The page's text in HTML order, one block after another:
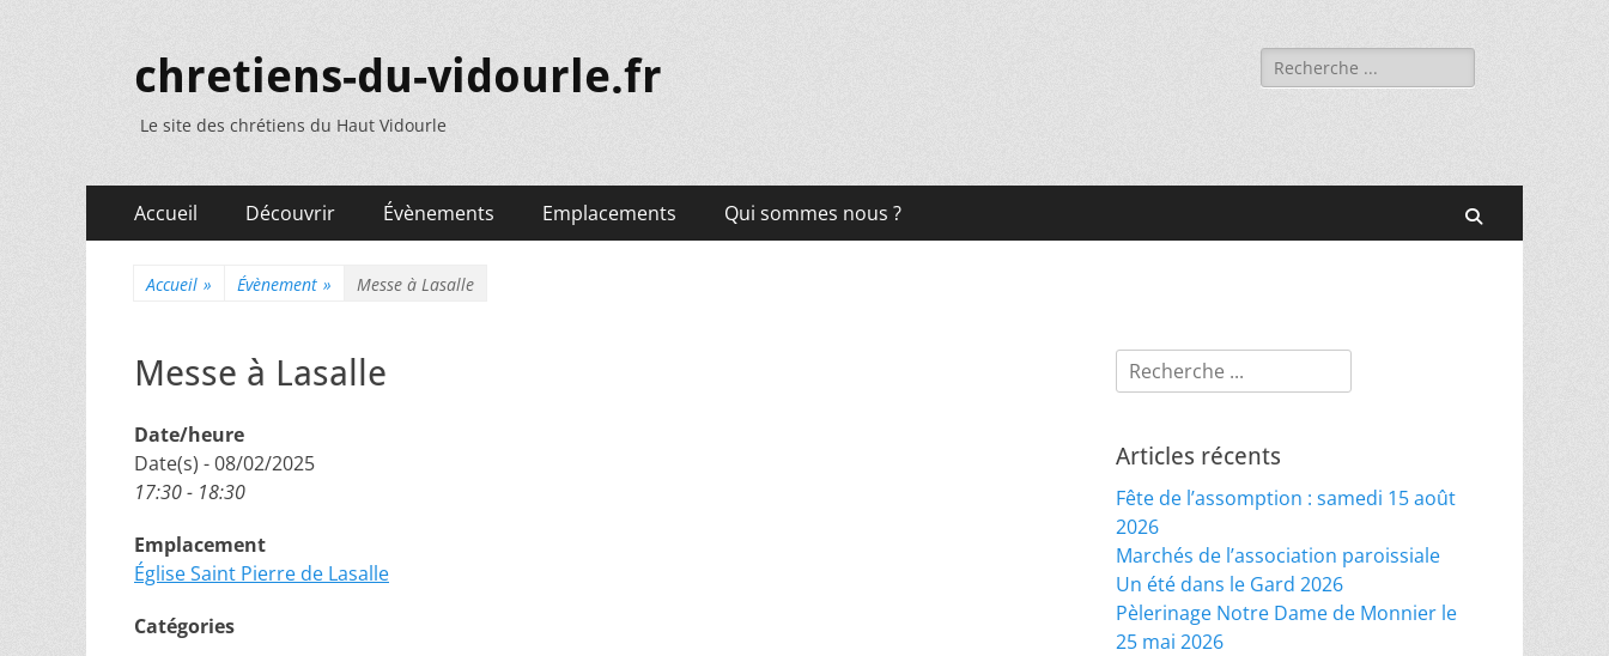
chretiens-du-vidourle.fr
Le site des chrétiens du Haut Vidourle
Rechercher :
Menu
principal
Accueil Découvrir Évènements Emplacements Qui sommes nous ?
Accueil » Évènement » Messe à Lasalle
Messe à Lasalle
Date/heure
Date(s) - 08/02/2025
17:30 - 18:30
Emplacement
Église Saint Pierre de Lasalle
Catégories
Rechercher :
Articles récents
Fête de l’assomption : samedi 15 août
2026
Marchés de l’association paroissiale
Un été dans le Gard 2026
Pèlerinage Notre Dame de Monnier le
25 mai 2026